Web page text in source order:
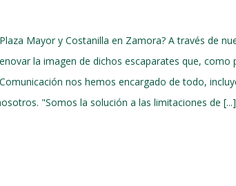
Mayor y Costanilla en Zamora? A través de
la imagen de dichos escaparates que, como
nos hemos encargado de todo,
"Somos la solución a las limitaciones de [...]